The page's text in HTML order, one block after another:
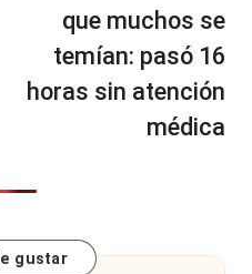
que muchos se
temían: pasó 16
horas sin atención
médica
gustar